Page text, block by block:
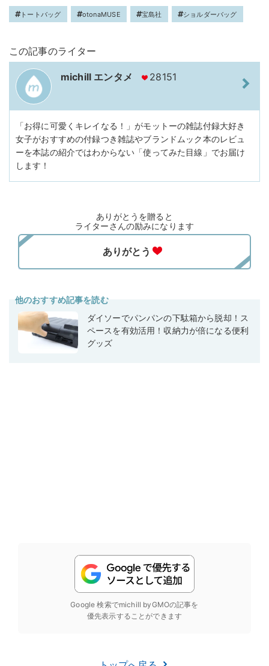
トートバッグ otonaMUSE 宝島社 ショルダーバッグ
この記事のライター
michill エンタメ 28151
「お得に可愛くキレイなる！」がモットーの雑誌付録大好き
女子がおすすめの付録つき雑誌やブランドムック本のレビュ
ーを本誌の紹介ではわからない「使ってみた目線」でお届け
します！
ありがとうを贈ると
ライターさんの励みになります
他のおすすめ記事を読む
ダイソーでパンパンの下駄箱から脱却！ス
ペースを有効活用！収納力が倍になる便利
グッズ
Google 検索でmichill byGMOの記事を
優先表示することができます